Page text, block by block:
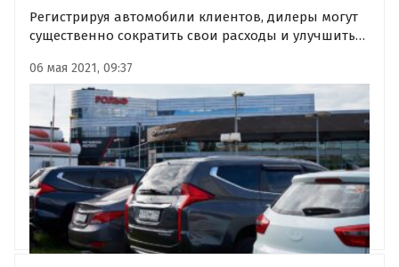
Регистрируя автомобили клиентов, дилеры могут
существенно сократить свои расходы и улучшить
Autonews.ru заместитель начальника Управления
регистрационно-экзаменационной деятельности,
технадзора и оказания…
06 мая 2021, 09:37